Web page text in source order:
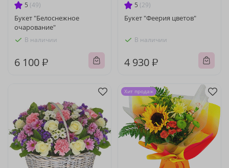
5 (49)
Букет "Белоснежное
очарование"
В наличии
6 100 ₽
5 (29)
Букет "Феерия цветов"
В наличии
4 930 ₽
Хит продаж